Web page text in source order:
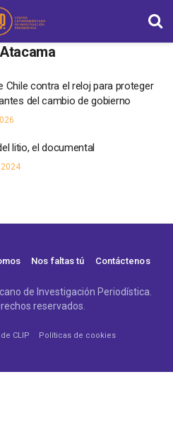
Chile contra el reloj para proteger
del cambio de gobierno
litio, el documental
2024
Nos faltas tú Contáctenos
de Investigación Periodística.
reservados.
CLIP Políticas de cookies